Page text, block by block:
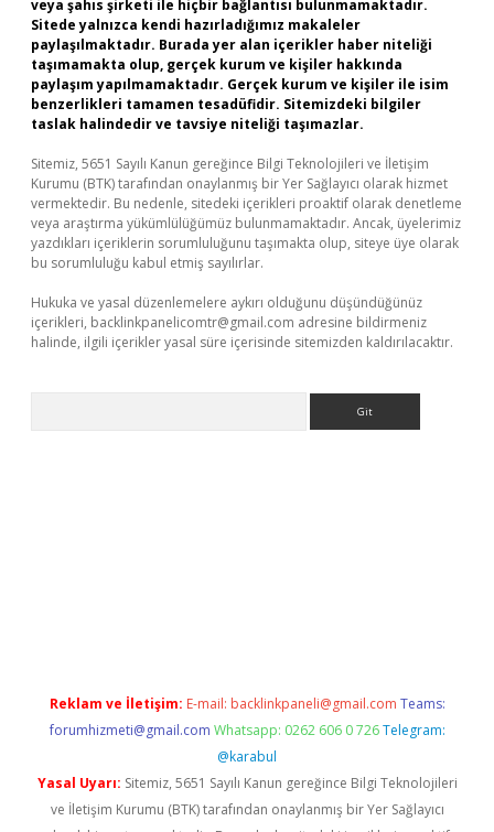
veya şahıs şirketi ile hiçbir bağlantısı bulunmamaktadır.
Sitede yalnızca kendi hazırladığımız makaleler
paylaşılmaktadır. Burada yer alan içerikler haber niteliği
taşımamakta olup, gerçek kurum ve kişiler hakkında
paylaşım yapılmamaktadır. Gerçek kurum ve kişiler ile isim
benzerlikleri tamamen tesadüfidir. Sitemizdeki bilgiler
taslak halindedir ve tavsiye niteliği taşımazlar.
Sitemiz, 5651 Sayılı Kanun gereğince Bilgi Teknolojileri ve İletişim
Kurumu (BTK) tarafından onaylanmış bir Yer Sağlayıcı olarak hizmet
vermektedir. Bu nedenle, sitedeki içerikleri proaktif olarak denetleme
veya araştırma yükümlülüğümüz bulunmamaktadır. Ancak, üyelerimiz
yazdıkları içeriklerin sorumluluğunu taşımakta olup, siteye üye olarak
bu sorumluluğu kabul etmiş sayılırlar.
Hukuka ve yasal düzenlemelere aykırı olduğunu düşündüğünüz
içerikleri, backlinkpanelicomtr@gmail.com adresine bildirmeniz
halinde, ilgili içerikler yasal süre içerisinde sitemizden kaldırılacaktır.
Reklam ve İletişim: E-mail: backlinkpaneli@gmail.com Teams:
forumhizmeti@gmail.com Whatsapp: 0262 606 0 726 Telegram:
@karabul
Yasal Uyarı: Sitemiz, 5651 Sayılı Kanun gereğince Bilgi Teknolojileri
ve İletişim Kurumu (BTK) tarafından onaylanmış bir Yer Sağlayıcı